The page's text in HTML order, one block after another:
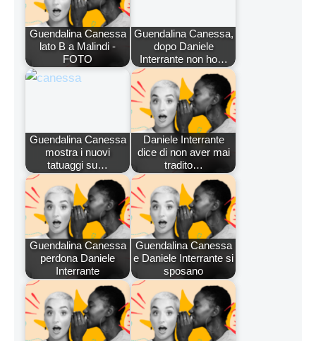
Guendalina Canessa
lato B a Malindi -
FOTO
Guendalina Canessa,
dopo Daniele
Interrante non ho…
Guendalina Canessa
mostra i nuovi
tatuaggi su…
Daniele Interrante
dice di non aver mai
tradito…
Guendalina Canessa
perdona Daniele
Interrante
Guendalina Canessa
e Daniele Interrante si
sposano